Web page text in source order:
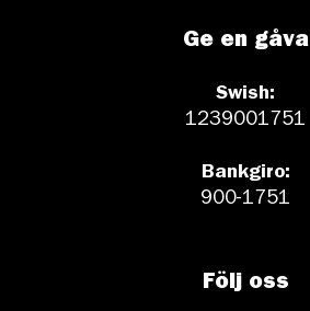
Ge en gåva
Swish:
1239001751
Bankgiro:
900-1751
Följ oss